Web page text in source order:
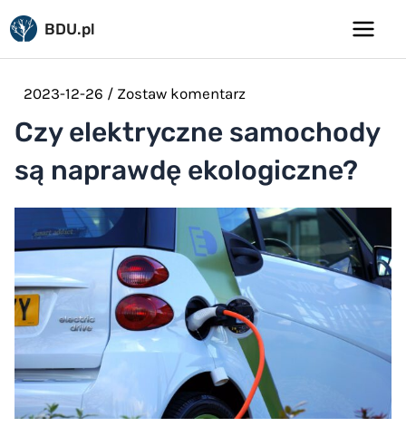
Pomiń
do
treści
BDU.pl
Main
2023-12-26 / Zostaw komentarz
Czy elektryczne samochody
są naprawdę ekologiczne?